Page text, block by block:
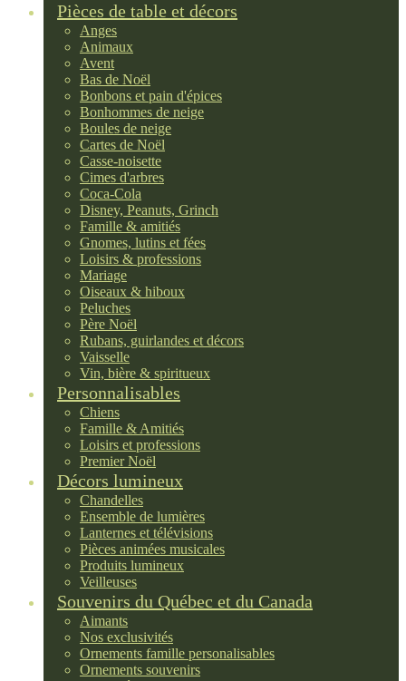
Pièces de table et décors
Anges
Animaux
Avent
Bas de Noël
Bonbons et pain d'épices
Bonhommes de neige
Boules de neige
Cartes de Noël
Casse-noisette
Cimes d'arbres
Coca-Cola
Disney, Peanuts, Grinch
Famille & amitiés
Gnomes, lutins et fées
Loisirs & professions
Mariage
Oiseaux & hiboux
Peluches
Père Noël
Rubans, guirlandes et décors
Vaisselle
Vin, bière & spiritueux
Personnalisables
Chiens
Famille & Amitiés
Loisirs et professions
Premier Noël
Décors lumineux
Chandelles
Ensemble de lumières
Lanternes et télévisions
Pièces animées musicales
Produits lumineux
Veilleuses
Souvenirs du Québec et du Canada
Aimants
Nos exclusivités
Ornements famille personalisables
Ornements souvenirs